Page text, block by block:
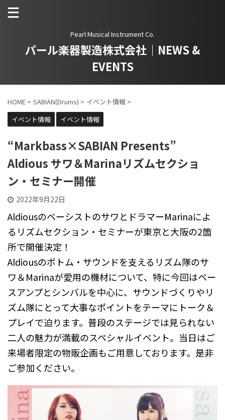
Pearl Musical Instrument Co.
パール楽器製造株式会社｜NEWS &
EVENTS
HOME > SABIAN(Drums) > イベント情報 >
イベント情報
イベント情報
“Markbass×SABIAN Presents”
Aldious サワ＆Marinaリズムセクショ
ン・セミナー開催
2022年9月22日
AldiousのベーシストのサワとドラマーMarinaによ
るリズムセクション・セミナーが東京と大阪の2箇
所で開催決定！
Aldiousのボトム・サウンドを支えるリズム隊のサ
ワ＆Marinaが愛用の機材について、特に今回はベー
スアンプとシンバルを中心に、サウンドづくりやリ
ズム隊にとって大事なポイントをテーマにトーク＆
プレイで迫ります。普段のステージでは見られない
二人の魅力が満載のスペシャルイベント。当日はご
来場者限定の物販企画もご用意しております。是非
ご参加ください。